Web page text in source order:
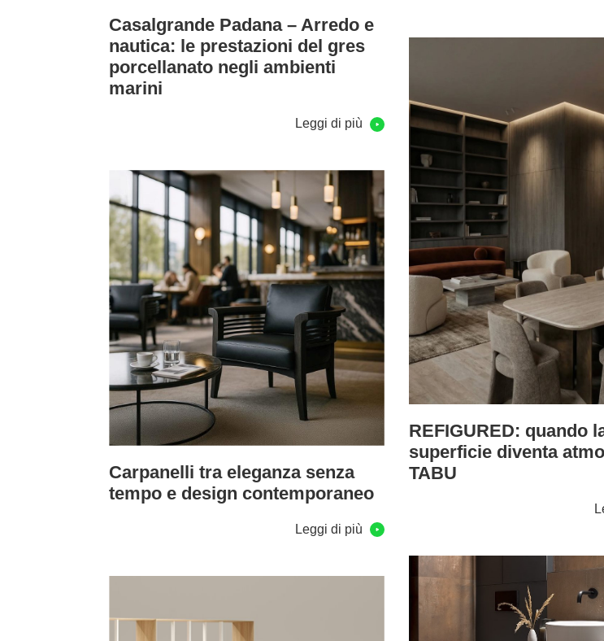
Casalgrande Padana – Arredo e
nautica: le prestazioni del gres
porcellanato negli ambienti
marini
Leggi di più
Carpanelli tra eleganza senza
tempo e design contemporaneo
Leggi di più
REFIGURED: quando
superficie diventa
TABU